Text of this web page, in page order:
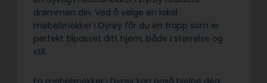
drømmen din. Ved å velge en lokal
møbelsnekker i Dyrøy får du en trapp som er
perfekt tilpasset ditt hjem, både i størrelse og
stil.